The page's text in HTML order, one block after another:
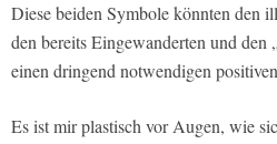
Diese beiden Symbole könnten den
den bereits Eingewanderten und den
einen dringend notwendigen
Es ist mir plastisch vor Augen, wie